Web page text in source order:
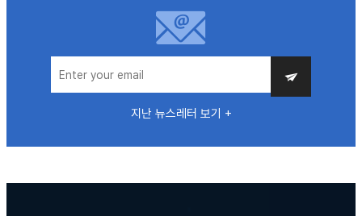
지난 뉴스레터 보기 +